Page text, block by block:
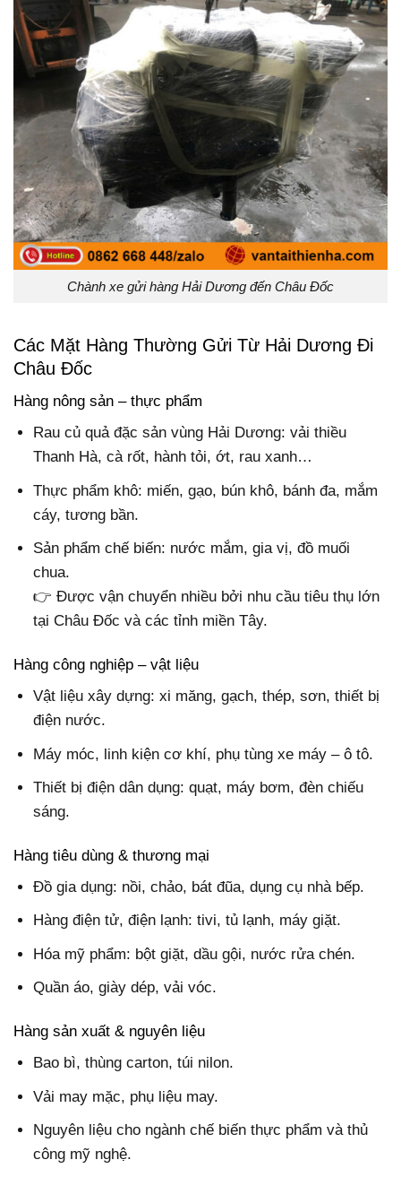
Chành xe gửi hàng Hải Dương đến Châu Đốc
Các Mặt Hàng Thường Gửi Từ Hải Dương Đi
Châu Đốc
Hàng nông sản – thực phẩm
Rau củ quả đặc sản vùng Hải Dương: vải thiều
Thanh Hà, cà rốt, hành tỏi, ớt, rau xanh…
Thực phẩm khô: miến, gạo, bún khô, bánh đa, mắm
cáy, tương bần.
Sản phẩm chế biến: nước mắm, gia vị, đồ muối
chua.
👉 Được vận chuyển nhiều bởi nhu cầu tiêu thụ lớn
tại Châu Đốc và các tỉnh miền Tây.
Hàng công nghiệp – vật liệu
Vật liệu xây dựng: xi măng, gạch, thép, sơn, thiết bị
điện nước.
Máy móc, linh kiện cơ khí, phụ tùng xe máy – ô tô.
Thiết bị điện dân dụng: quạt, máy bơm, đèn chiếu
sáng.
Hàng tiêu dùng & thương mại
Đồ gia dụng: nồi, chảo, bát đũa, dụng cụ nhà bếp.
Hàng điện tử, điện lạnh: tivi, tủ lạnh, máy giặt.
Hóa mỹ phẩm: bột giặt, dầu gội, nước rửa chén.
Quần áo, giày dép, vải vóc.
Hàng sản xuất & nguyên liệu
Bao bì, thùng carton, túi nilon.
Vải may mặc, phụ liệu may.
Nguyên liệu cho ngành chế biến thực phẩm và thủ
công mỹ nghệ.